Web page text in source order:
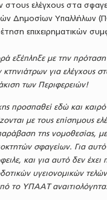
ελέγχους στα
Δημοσίων Υπαλλήλων
επιχειρηματικών
εξέπληξε με την
για ελέγχους
των Περιφερειών!
προσπαθεί εδώ και
με τους επίσημους
της νομοθεσίας,
σφαγείων. Για αυτό
και για αυτό δεν
υγειονομικών
το ΥΠΑΑΤ αναιτιολόγητα.